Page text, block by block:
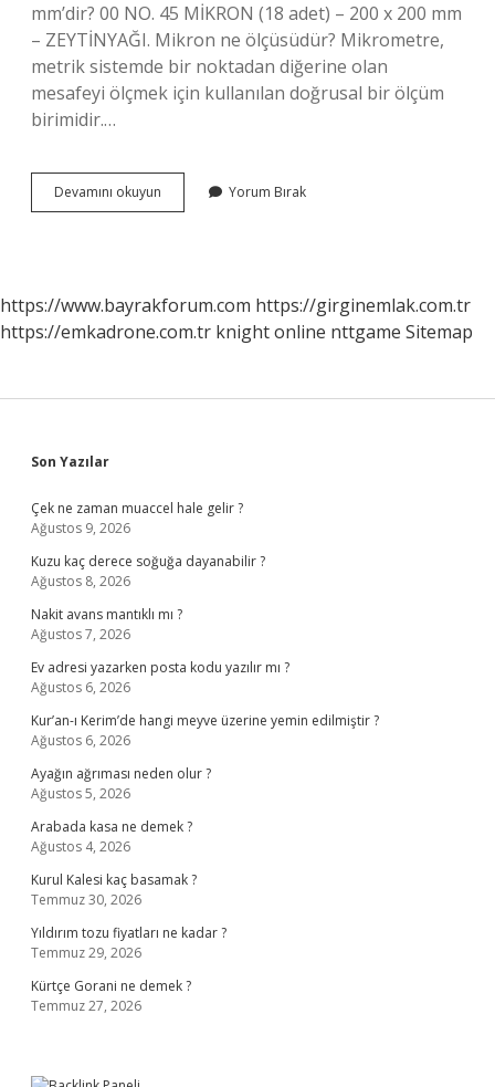
mm’dir? 00 NO. 45 MİKRON (18 adet) – 200 x 200 mm
– ZEYTİNYAĞI. Mikron ne ölçüsüdür? Mikrometre,
metrik sistemde bir noktadan diğerine olan
mesafeyi ölçmek için kullanılan doğrusal bir ölçüm
birimidir.…
Devamını okuyun
Ne
Yorum Bırak
https://www.bayrakforum.com https://girginemlak.com.tr
https://emkadrone.com.tr knight online nttgame Sitemap
Sidebar
Son Yazılar
Çek ne zaman muaccel hale gelir ?
Ağustos 9, 2026
Kuzu kaç derece soğuğa dayanabilir ?
Ağustos 8, 2026
Nakit avans mantıklı mı ?
Ağustos 7, 2026
Ev adresi yazarken posta kodu yazılır mı ?
Ağustos 6, 2026
Kur’an-ı Kerim’de hangi meyve üzerine yemin edilmiştir ?
Ağustos 6, 2026
Ayağın ağrıması neden olur ?
Ağustos 5, 2026
Arabada kasa ne demek ?
Ağustos 4, 2026
Kurul Kalesi kaç basamak ?
Temmuz 30, 2026
Yıldırım tozu fiyatları ne kadar ?
Temmuz 29, 2026
Kürtçe Gorani ne demek ?
Temmuz 27, 2026